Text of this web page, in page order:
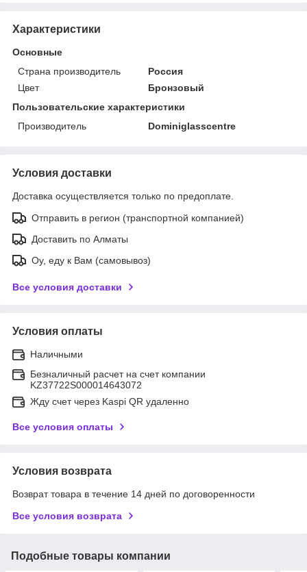
Характеристики
Основные
Страна производитель
Россия
Цвет
Бронзовый
Пользовательские характеристики
Производитель
Dominiglasscentre
Условия доставки
Доставка осуществляется только по предоплате.
Отправить в регион (транспортной компанией)
Доставить по Алматы
Оу, еду к Вам (самовывоз)
Все условия доставки
Условия оплаты
Наличными
Безналичный расчет на счет компании
KZ37722S000014643072
Жду счет через Kaspi QR удаленно
Все условия оплаты
Условия возврата
Возврат товара в течение 14 дней по договоренности
Все условия возврата
Подобные товары компании